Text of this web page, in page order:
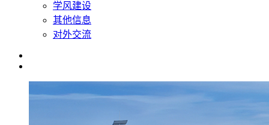
学风建设
其他信息
对外交流